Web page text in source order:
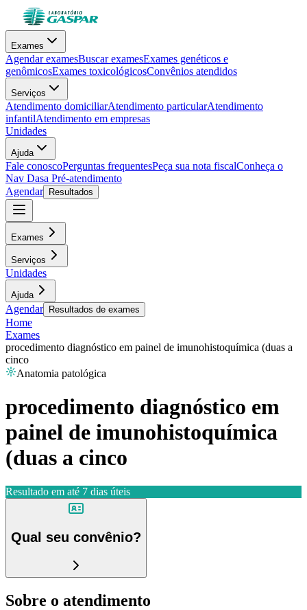
Exames
Agendar examesBuscar examesExames genéticos e
genômicosExames toxicológicosConvênios atendidos
Serviços
Atendimento domiciliarAtendimento particularAtendimento
infantilAtendimento em empresas
Unidades
Ajuda
Fale conoscoPerguntas frequentesPeça sua nota fiscalConheça o
Nav Dasa Pré-atendimento
Agendar
Resultados
Exames
Serviços
Unidades
Ajuda
Agendar Resultados de exames
Home
Exames
procedimento diagnóstico em painel de imunohistoquímica (duas a
cinco
Anatomia patológica
procedimento diagnóstico em
painel de imunohistoquímica
(duas a cinco
Resultado em até 7 dias úteis
Qual seu convênio?
Sobre o atendimento